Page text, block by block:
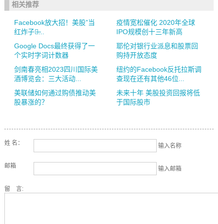
相关推荐
Facebook放大招！美股”当
红炸子鸡̶...
疫情宽松催化 2020年全球
IPO规模创十三年新高
Google Docs最终获得了一
个实时字词计数器
耶伦对银行业派息和股票回
购持开放态度
剑南春亮相2023四川国际美
酒博览会：三大活动...
纽约的Facebook反托拉斯调
查现在还有其他46位...
美联储如何通过购债推动美
股暴涨的？
未来十年 美股投资回报将低
于国际股市
姓 名： 输入名称
邮箱 输入邮箱
留 言: